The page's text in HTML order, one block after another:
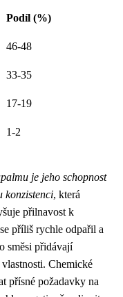
Podíl (%)
46-48
33-35
17-19
1-2
je jeho schopnost
konzistenci, která
přilnavost k
příliš rychle odpařil a
směsi přidávají
Chemické
přísné požadavky na